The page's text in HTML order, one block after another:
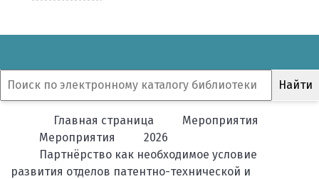
Главная страница
Мероприятия
Мероприятия
2026
Партнёрство как необходимое условие
развития отделов патентно-технической и